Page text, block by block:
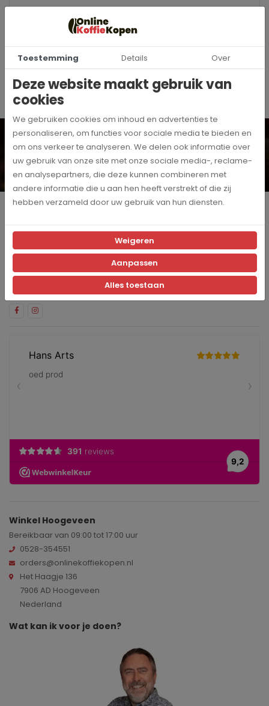
Wil je op de hoogte blijven? Schrijf je dan in voor onze
digitale nieuwsbrief!
Inschrijven
Ja, ik schrijf me in voor de maandelijkse marketingpromoties
Volg ons op social media en blijf op de hoogte van de laatste
nieuwtjes en updates!
Winkel Hoogeveen
Bereikbaar van 09:00 tot 17:00 uur
0528-354551
orders@onlinekoffiekopen.nl
Het Haagje 136
7906 AD Hoogeveen
Nederland
Wat kan ik voor je doen?
Toestemming Details Over
Deze website maakt gebruik van
cookies
We gebruiken cookies om inhoud en advertenties te
personaliseren, om functies voor sociale media te bieden en
om ons verkeer te analyseren. We delen ook informatie over
uw gebruik van onze site met onze sociale media-, reclame-
en analysepartners, die deze kunnen combineren met
andere informatie die u aan hen heeft verstrekt of die zij
hebben verzameld door uw gebruik van hun diensten.
Weigeren
Aanpassen
Alles toestaan